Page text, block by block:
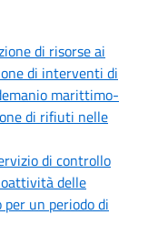
di risorse ai
di interventi di
marittimo-
di rifiuti nelle
di controllo
delle
un periodo di